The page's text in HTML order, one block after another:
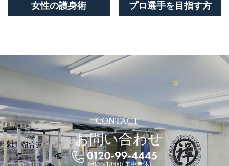
女性の護身術 プロ選手を目指す方
CONTACT
お問い合わせ